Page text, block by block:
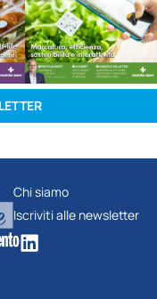
Chi siamo
Iscriviti alle newsletter